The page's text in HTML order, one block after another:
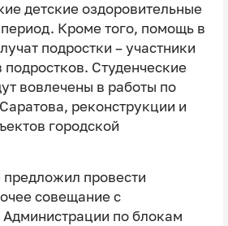
детские оздоровительные
Кроме того, помощь в
подростки – участники
подростков. Студенческие
вовлечены в работы по
реконструкции и
городской
провести
совещание с
Администрации по блокам